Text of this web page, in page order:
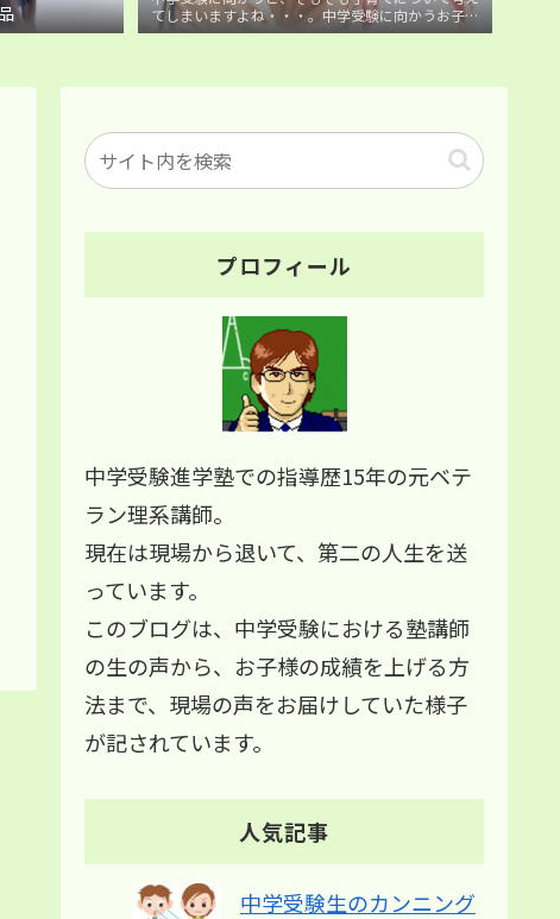
てしまいますよね・・・。中学受験に向かうお子様
を持つ保護者の方に向けた子育て論について。
プロフィール
中学受験進学塾での指導歴15年の元ベテ
ラン理系講師。
現在は現場から退いて、第二の人生を送
っています。
このブログは、中学受験における塾講師
の生の声から、お子様の成績を上げる方
法まで、現場の声をお届けしていた様子
が記されています。
人気記事
中学受験生のカンニング